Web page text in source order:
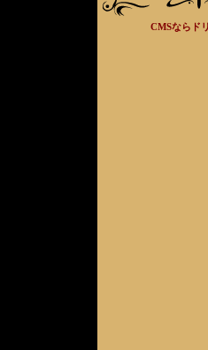
CMSならド